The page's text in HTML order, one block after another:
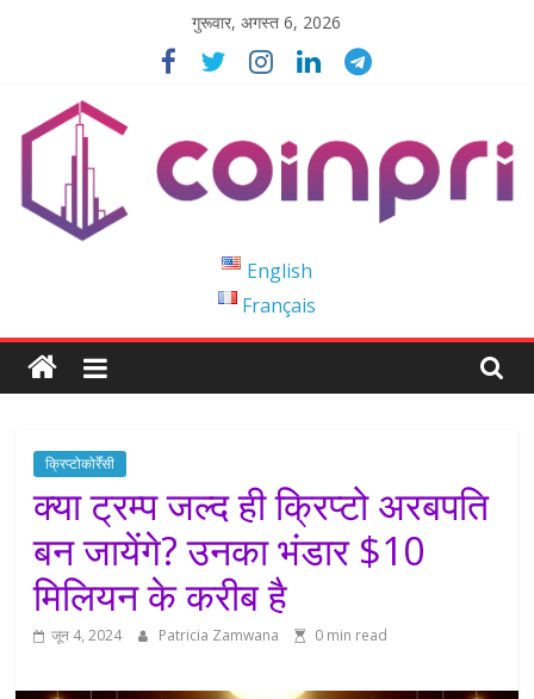
गुरूवार, अगस्त 6, 2026
Blockchain
Easy
to
English
Français
क्रिप्टोकोर्रेंसी
क्या ट्रम्प जल्द ही क्रिप्टो अरबपति
बन जायेंगे? उनका भंडार $10
मिलियन के करीब है
जून 4, 2024 Patricia Zamwana 0 min read